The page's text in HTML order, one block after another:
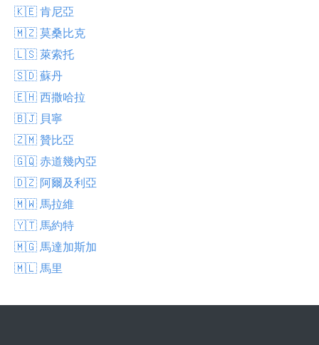
🇰🇪 肯尼亞
🇲🇿 莫桑比克
🇱🇸 萊索托
🇸🇩 蘇丹
🇪🇭 西撒哈拉
🇧🇯 貝寧
🇿🇲 贊比亞
🇬🇶 赤道幾內亞
🇩🇿 阿爾及利亞
🇲🇼 馬拉維
🇾🇹 馬約特
🇲🇬 馬達加斯加
🇲🇱 馬里